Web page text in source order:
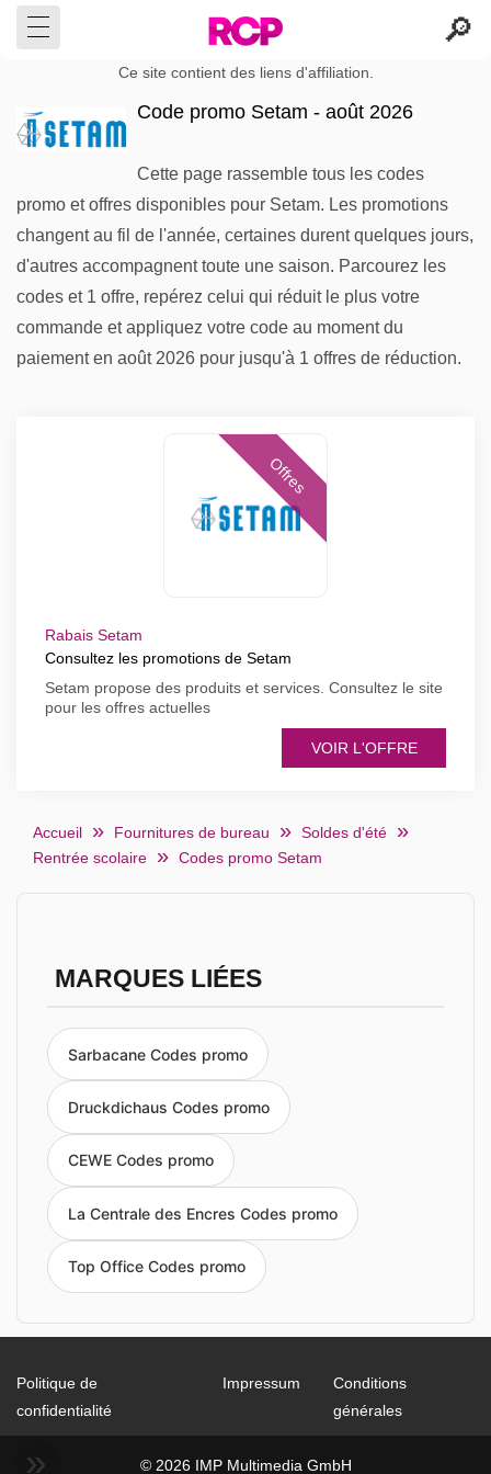
Ce site contient des liens d'affiliation.
Code promo Setam - août 2026
Cette page rassemble tous les codes
promo et offres disponibles pour Setam. Les promotions
changent au fil de l'année, certaines durent quelques jours,
d'autres accompagnent toute une saison. Parcourez les
codes et 1 offre, repérez celui qui réduit le plus votre
commande et appliquez votre code au moment du
paiement en août 2026 pour jusqu'à 1 offres de réduction.
Offres
Rabais Setam
Consultez les promotions de Setam
Setam propose des produits et services. Consultez le site
pour les offres actuelles
VOIR L'OFFRE
Accueil Fournitures de bureau
Soldes d'été
Rentrée scolaire
Codes promo Setam
MARQUES LIÉES
Sarbacane Codes promo
Druckdichaus Codes promo
CEWE Codes promo
La Centrale des Encres Codes promo
Top Office Codes promo
Politique de
confidentialité
Impressum
Conditions
générales
© 2026 IMP Multimedia GmbH